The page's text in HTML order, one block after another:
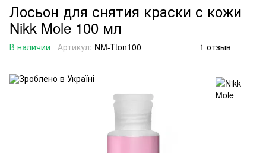
Лосьон для снятия краски с кожи
Nikk Mole 100 мл
В наличии Артикул: NM-Tton100 1 отзыв